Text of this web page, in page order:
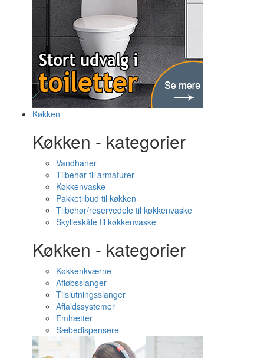
Køkken
Køkken - kategorier
Vandhaner
Tilbehør til armaturer
Køkkenvaske
Pakketilbud til køkken
Tilbehør/reservedele til køkkenvaske
Skylleskåle til køkkenvaske
Køkken - kategorier
Køkkenkværne
Afløbsslanger
Tilslutningsslanger
Affaldssystemer
Emhætter
Sæbedispensere